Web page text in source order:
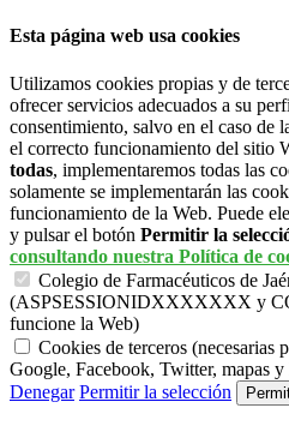
Esta página web usa cookies
Utilizamos cookies propias y de
ofrecer servicios adecuados a su
consentimiento, salvo en el caso de
el correcto funcionamiento del sitio
todas, implementaremos todas las
solamente se implementarán las
funcionamiento de la Web. Puede
y pulsar el botón Permitir la
consultando nuestra Política de
Colegio de Farmacéuticos de
(ASPSESSIONIDXXXXXXX y
funcione la Web)
Cookies de terceros (necesarias
Google, Facebook, Twitter, mapas
Denegar Permitir la selección